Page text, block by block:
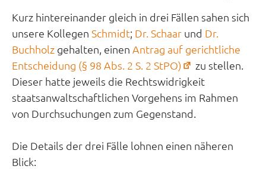
Kurz hintereinander gleich in drei Fällen sahen sich
unsere Kollegen Schmidt; Dr. Schaar und Dr.
Buchholz gehalten, einen Antrag auf gerichtliche
Entscheidung (§ 98 Abs. 2 S. 2 StPO)
(öffnet
in
neuem
zu stellen.
Dieser hatte jeweils die Rechtswidrigkeit
staatsanwaltschaftlichen Vorgehens im Rahmen
von Durchsuchungen zum Gegenstand.
Die Details der drei Fälle lohnen einen näheren
Blick: